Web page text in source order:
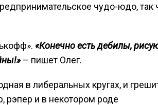
чудо-юдо, так
«Конечно есть дебилы,
– пишет Олег.
в либеральных кругах, и
рэпер и в некотором роде